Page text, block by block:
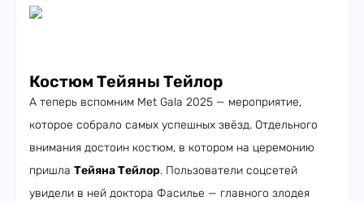
Костюм Тейяны Тейлор
А теперь вспомним Met Gala 2025 — мероприятие,
которое собрало самых успешных звёзд. Отдельного
внимания достоин костюм, в котором на церемонию
пришла Тейяна Тейлор. Пользователи соцсетей
увидели в ней доктора Фасилье — главного злодея